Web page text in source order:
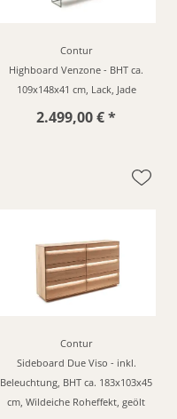
Contur
Highboard Venzone - BHT ca.
109x148x41 cm, Lack, Jade
2.499,00 € *
Contur
Sideboard Due Viso - inkl.
Beleuchtung, BHT ca. 183x103x45
cm, Wildeiche Roheffekt, geölt